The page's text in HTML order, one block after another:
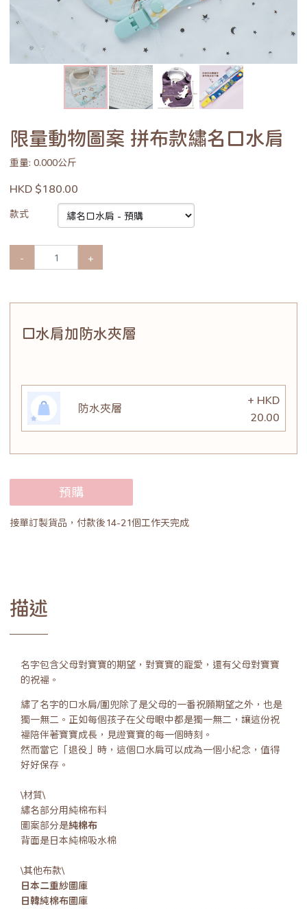
限量動物圖案 拼布款繡名口水肩
重量: 0.000公斤
HKD $180.00
款式
- +
口水肩加防水夾層
防水夾層
+ HKD
20.00
預購
接單訂製貨品，付款後14-21個工作天完成
描述
名字包含父母對寶寶的期望，對寶寶的寵愛，還有父母對寶寶
的祝福。
繡了名字的口水肩/圍兜除了是父母的一番祝願期望之外，也是
獨一無二。正如每個孩子在父母眼中都是獨一無二，讓這份祝
福陪伴著寶寶成長，見證寶寶的每一個時刻。
然而當它「退役」時，這個口水肩可以成為一個小紀念，值得
好好保存。
\材質\
繡名部分用純棉布料
圖案部分是純棉布
背面是日本純棉吸水棉
\其他布款\
日本二重紗圖庫
日韓純棉布圖庫